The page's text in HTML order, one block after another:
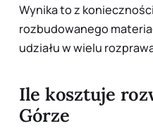
Wynika to z
rozbudowanego
udziału w wielu
Ile kosztuje
Górze